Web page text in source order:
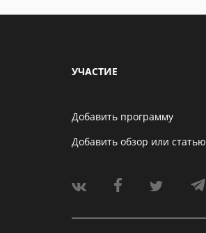
УЧАСТИЕ
Добавить программу
Добавить обзор или статью